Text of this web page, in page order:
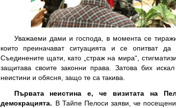
Уважаеми дами и господа, в момента се
които преиначават ситуацията и се опитват
Съединените щати, като „страж на мира“,
защитава своите законни права. Затова бих
неистини и обясня, защо те са такива.
Първата неистина е, че визитата на
демокрацията. В Тайпе Пелоси заяви, че